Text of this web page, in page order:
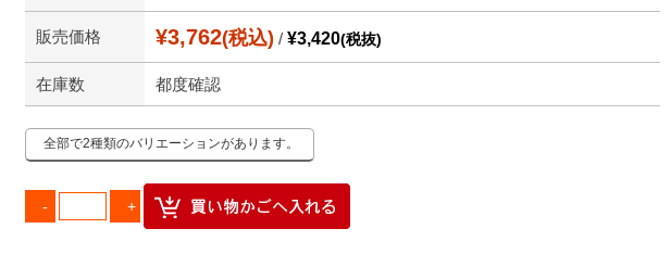
販売価格 ¥3,762(税込) / ¥3,420(税抜)
在庫数 都度確認
全部で2種類のバリエーションがあります。